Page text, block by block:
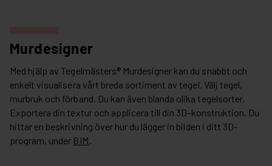
Murdesigner
Med hjälp av Tegelmästers® Murdesigner kan du snabbt och
enkelt visualisera vårt breda sortiment av tegel. Välj tegel,
murbruk och förband. Du kan även blanda olika tegelsorter.
Exportera din textur och applicera till din 3D-konstruktion. Du
hittar en beskrivning över hur du lägger in bilden i ditt 3D-
program, under BIM.